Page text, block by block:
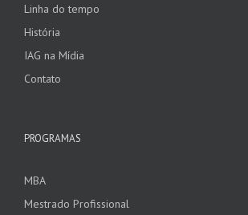
Linha do tempo
História
IAG na Mídia
Contato
PROGRAMAS
MBA
Mestrado Profissional